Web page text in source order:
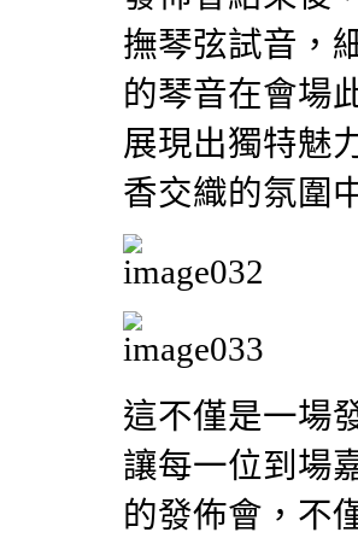
撫琴弦試音，
的琴音在會場
展現出獨特魅
香交織的氛圍
這不僅是一場
讓每一位到場
的發佈會，不